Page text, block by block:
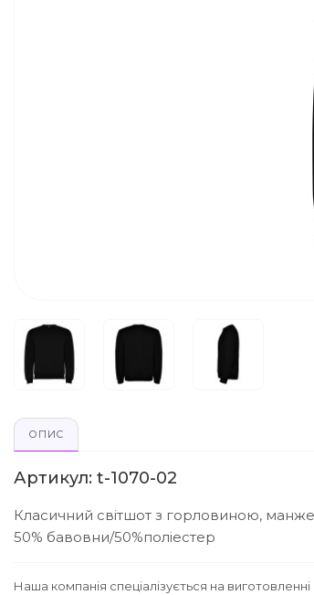
ОПИС
Артикул: t-1070-02
Класичний світшот з горловиною,
50% бавовни/50%поліестер
Наша компанія спеціалізується на